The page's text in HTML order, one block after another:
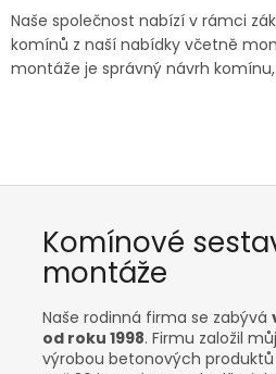
Naše společnost nabízí v rámci
komínů z naší nabídky včetně
montáže je správný návrh
Komínové
montáže
Naše rodinná firma se zabývá
od roku 1998. Firmu založil
výrobou betonových